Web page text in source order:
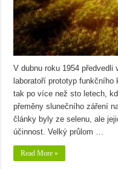
V dubnu roku 1954
laboratoří prototyp
tak po více než sto letech,
přeměny slunečního záření
články byly ze selenu, ale
účinnost. Velký průlom …
Read More »